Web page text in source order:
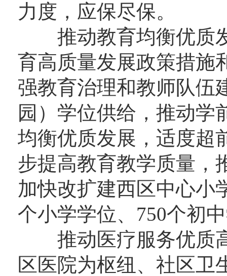
力度，应保尽保。
推动教育均衡优质发
育高质量发展政策措施
强教育治理和教师队伍
园）学位供给，推动学
均衡优质发展，适度超
步提高教育教学质量，
加快改扩建西区中心小
个小学学位、750个初
推动医疗服务优质高
区医院为枢纽、社区卫